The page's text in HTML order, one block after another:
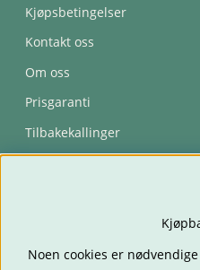
Kjøpsbetingelser
Kontakt oss
Om oss
Prisgaranti
Tilbakekallinger
Noen cookies er